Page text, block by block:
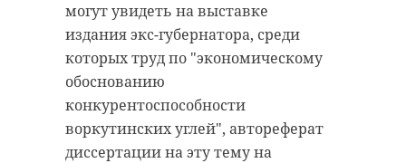
могут увидеть на выставке
издания экс-губернатора, среди
которых труд по "экономическому
обоснованию
конкурентоспособности
воркутинских углей", автореферат
диссертации на эту тему на
Поделиться статьей:
РЕКОМЕНДУЕМ